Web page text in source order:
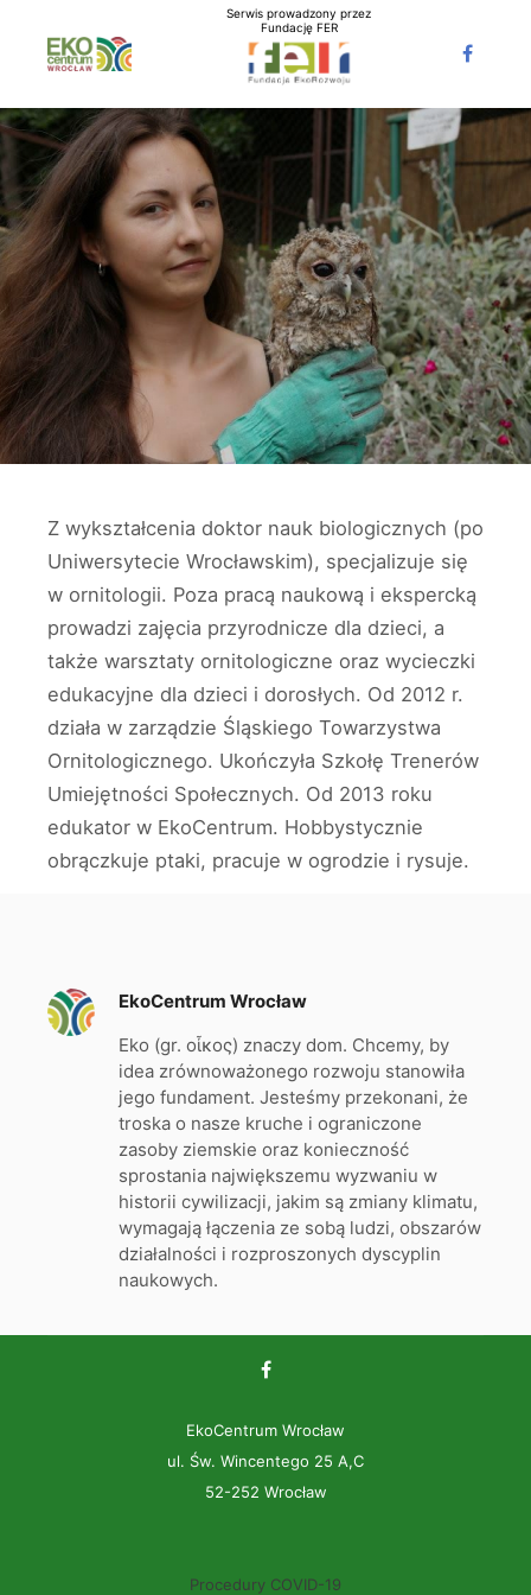
Serwis prowadzony przez
Fundację FER
Z wykształcenia doktor nauk biologicznych (po
Uniwersytecie Wrocławskim), specjalizuje się
w ornitologii. Poza pracą naukową i ekspercką
prowadzi zajęcia przyrodnicze dla dzieci, a
także warsztaty ornitologiczne oraz wycieczki
edukacyjne dla dzieci i dorosłych. Od 2012 r.
działa w zarządzie Śląskiego Towarzystwa
Ornitologicznego. Ukończyła Szkołę Trenerów
Umiejętności Społecznych. Od 2013 roku
edukator w EkoCentrum. Hobbystycznie
obrączkuje ptaki, pracuje w ogrodzie i rysuje.
EkoCentrum Wrocław
Eko (gr. οἶκος) znaczy dom. Chcemy, by
idea zrównoważonego rozwoju stanowiła
jego fundament. Jesteśmy przekonani, że
troska o nasze kruche i ograniczone
zasoby ziemskie oraz konieczność
sprostania największemu wyzwaniu w
historii cywilizacji, jakim są zmiany klimatu,
wymagają łączenia ze sobą ludzi, obszarów
działalności i rozproszonych dyscyplin
naukowych.
EkoCentrum Wrocław
ul. Św. Wincentego 25 A,C
52-252 Wrocław
Procedury COVID-19